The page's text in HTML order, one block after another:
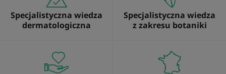
Specjalistyczna wiedza
dermatologiczna
Specjalistyczna wiedza
z zakresu botaniki